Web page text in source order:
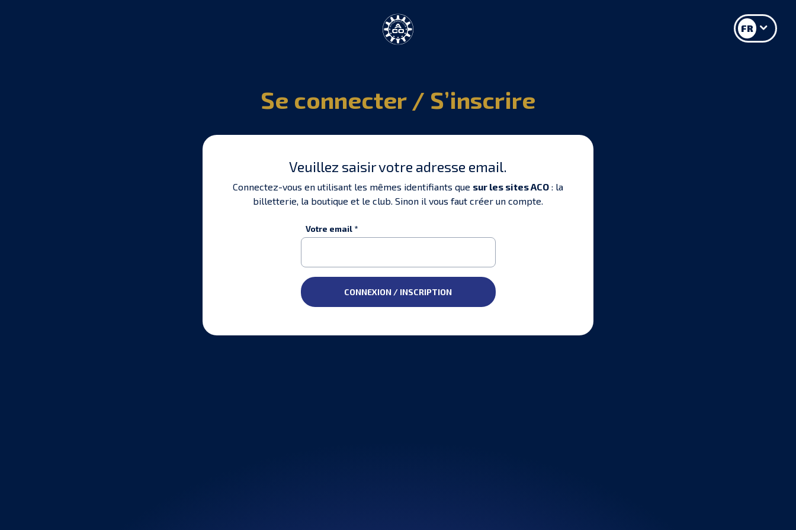
FR
Se connecter / S’inscrire
Veuillez saisir votre adresse email.
Connectez-vous en utilisant les mêmes identifiants que sur les sites ACO : la
billetterie, la boutique et le club. Sinon il vous faut créer un compte.
Votre email *
CONNEXION / INSCRIPTION